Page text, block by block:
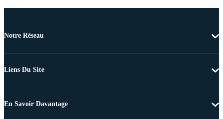
Notre Réseau
Liens Du Site
En Savoir Davantage